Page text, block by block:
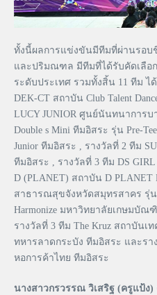
ทั้งนี้ผลการแข่งขันมีทีมที่ผ่านรอบ
และปริมณฑล มีทีมที่ได้รับคัดเลือ
ระดับประเทศ รวมทั้งสิ้น 11 ทีม ไ
DEK-CT สถาบัน Club Talent
LUCY JUNIOR ศูนย์นันทนาการ
Double s Mini ทีมอิสระ รุ่น Pre-
Junior ทีมอิสระ , รางวัลที่ 2 ทีม
ทีมอิสระ , รางวัลที่ 3 ทีม DS
D (PLANET) สถาบัน D PLANET
สาธารณสุขจังหวัดสมุทรสาคร รุ่น
Harmonize มหาวิทยาลัยเกษมบั
รางวัลที่ 3 ทีม The Kruz สถาบันเ
ทหารลาดกระบัง ทีมอิสระ และรา
หอการค้าไทย ทีมอิสระ
นางสาวกรวรรณ วิเสริฐ (ครูแป้ง)